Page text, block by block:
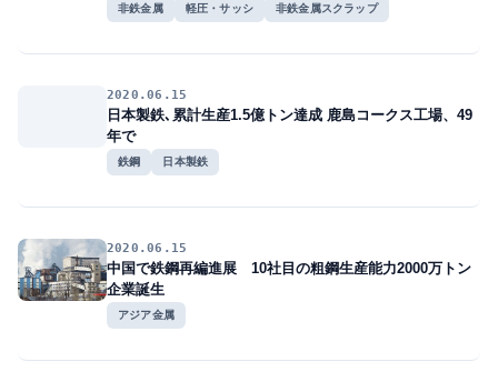
非鉄金属 軽圧・サッシ 非鉄金属スクラップ
2020.06.15
日本製鉄､累計生産1.5億トン達成 鹿島コークス工場、49
年で
鉄鋼 日本製鉄
2020.06.15
中国で鉄鋼再編進展 10社目の粗鋼生産能力2000万トン
企業誕生
アジア金属